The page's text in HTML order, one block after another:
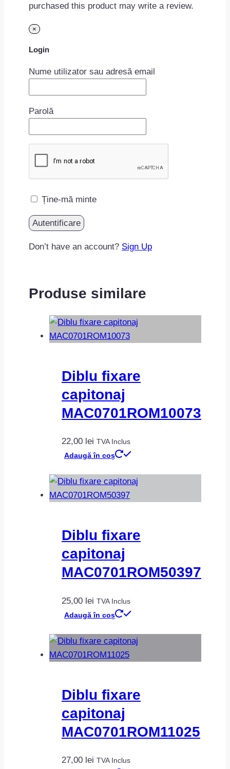
purchased this product may write a review.
×
Login
Nume utilizator sau adresă email
Parolă
Ține-mă minte
Don’t have an account? Sign Up
Produse similare
Diblu fixare
capitonaj
MAC0701ROM10073
22,00 lei TVA Inclus
Adaugă în coș
Diblu fixare
capitonaj
MAC0701ROM50397
25,00 lei TVA Inclus
Adaugă în coș
Diblu fixare
capitonaj
MAC0701ROM11025
27,00 lei TVA Inclus